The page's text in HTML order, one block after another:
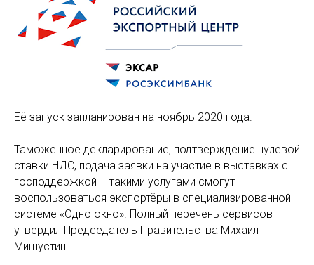
Её запуск запланирован на ноябрь 2020 года.
Таможенное декларирование, подтверждение нулевой
ставки НДС, подача заявки на участие в выставках с
господдержкой – такими услугами смогут
воспользоваться экспортёры в специализированной
системе «Одно окно». Полный перечень сервисов
утвердил Председатель Правительства Михаил
Мишустин.